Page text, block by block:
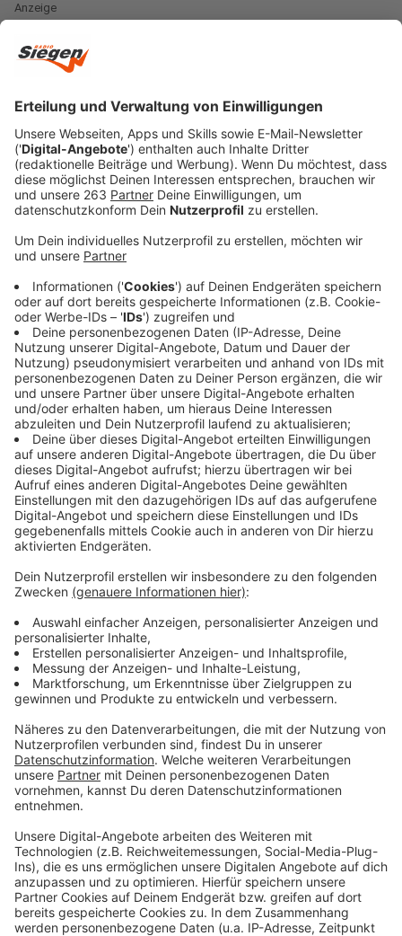
Anzeige
Der Ausschuss befasst sich mit Beschwerden von
hatten eine solche Beschwerde eingereicht. Über sie
will das Gremium am Dienstag (5. April) beraten. Damit
könnte es der Abschiebung zuvorkommen. Sie ist für
Donnerstag (7. April) angesetzt.
Anzeige
Breite Unterstützung
Anzeige
Auch NRW-Flüchtlingsminister Stamp (FDP) hat sich
auf Twitter zum Fall der Familie Muradian aus Bad
Berleburg geäußert. Er fordert eine Duldung für gut
integrierte Migranten und will den Fall prüfen. Die
Aufsicht über die Zuständige Ausländerbehörde habe
aber der Landrat, Andreas Müller (SPD). Auch in
Siegen-Wittgenstein schalten sich viele
Organisationen ein um zu helfen. Darunter die Schule
der 14-jährigen Tochter, das Bündnis "Recht zu
Anzeige
Frau aufgelöst
Anzeige
Radio Siegen konnte gerade mit Mutter Marine
telefonieren. Sie ist aufgelöst und macht sich große
Sorgen um ihren Mann Robert, der mittlerweile in
Die vierköpfige Familie soll am Donnerstag nach
Armenien abgeschoben werden. Mit dem Land, das die
beiden vor 17 Jahren verlassen haben, würde sie nichts
mehr verbinden. Die Kinder könnten die Sprache gar
nicht sprechen, sagt Mutter Marine.